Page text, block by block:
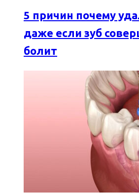
5 причин почему
даже если зуб
болит